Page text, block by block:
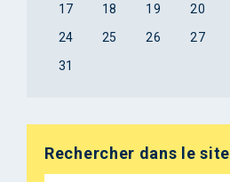
17
18 19 20
24
25 26 27
31
Rechercher dans le site